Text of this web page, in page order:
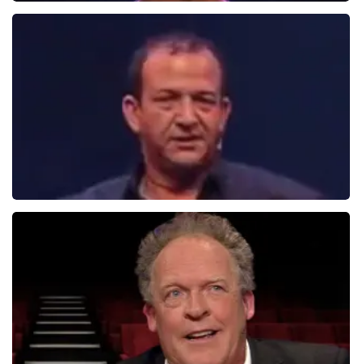
167+reviews
1099+reviews